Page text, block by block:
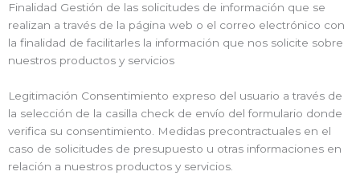
Finalidad Gestión de las solicitudes de información que se
realizan a través de la página web o el correo electrónico con
la finalidad de facilitarles la información que nos solicite sobre
nuestros productos y servicios
Legitimación Consentimiento expreso del usuario a través de
la selección de la casilla check de envío del formulario donde
verifica su consentimiento. Medidas precontractuales en el
caso de solicitudes de presupuesto u otras informaciones en
relación a nuestros productos y servicios.